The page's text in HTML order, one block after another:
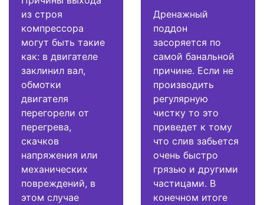
из строя
компрессора
могут быть такие
как: в двигателе
заклинил вал,
обмотки
двигателя
перегорели от
перегрева,
скачков
напряжения или
механических
повреждений, в
этом случае
Дренажный
поддон
засоряется по
самой банальной
причине. Если не
производить
регулярную
чистку то это
приведет к тому
что слив забьется
очень быстро
грязью и другими
частицами. В
конечном итоге